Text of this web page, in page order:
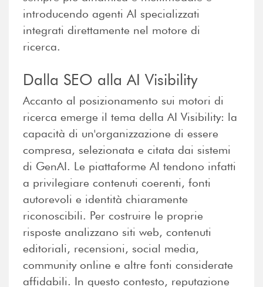
introducendo agenti AI specializzati
integrati direttamente nel motore di
ricerca.
Dalla SEO alla AI Visibility
Accanto al posizionamento sui motori di
ricerca emerge il tema della AI Visibility: la
capacità di un'organizzazione di essere
compresa, selezionata e citata dai sistemi
di GenAI. Le piattaforme AI tendono infatti
a privilegiare contenuti coerenti, fonti
autorevoli e identità chiaramente
riconoscibili. Per costruire le proprie
risposte analizzano siti web, contenuti
editoriali, recensioni, social media,
community online e altre fonti considerate
affidabili. In questo contesto, reputazione